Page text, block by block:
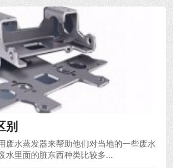
别
废水蒸发器来帮助他们对当地的一些废水
水里面的脏东西种类比较多...